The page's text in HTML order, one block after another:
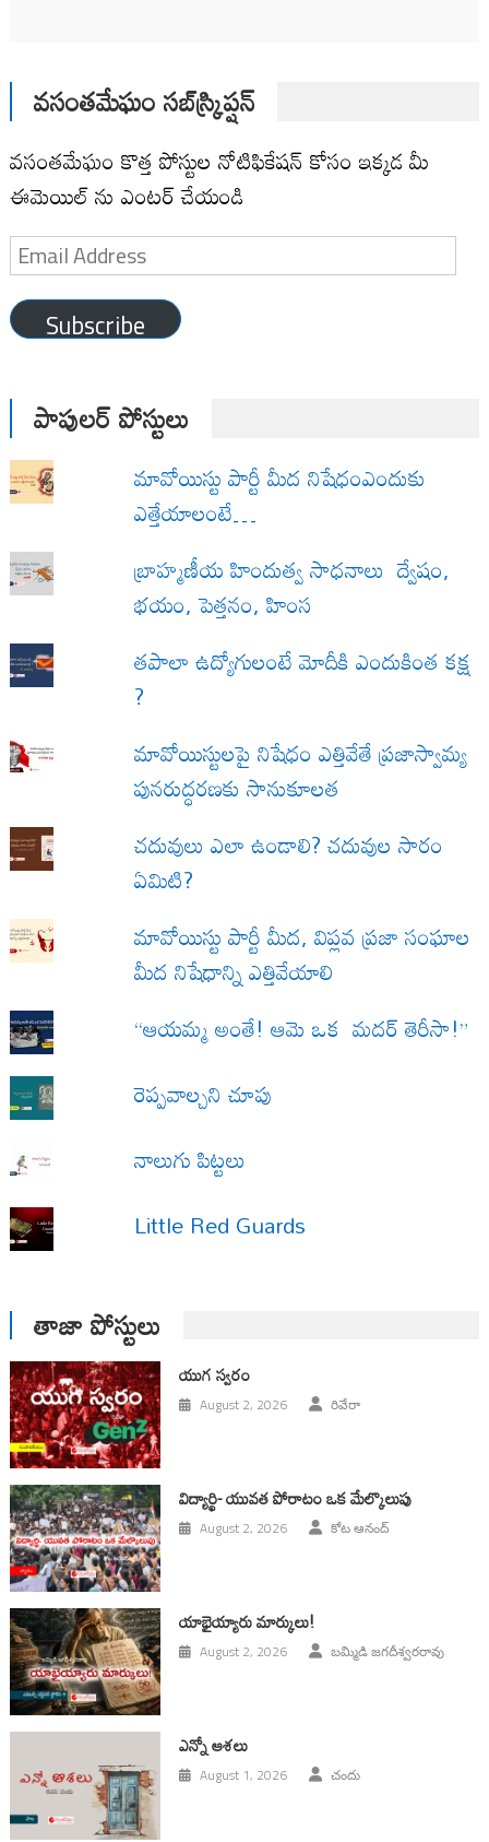
వసంతమేఘం సబ్‌స్క్రిప్షన్
వసంతమేఘం కొత్త పోస్టుల నోటిఫికేషన్ కోసం ఇక్కడ మీ
ఈమెయిల్ ను ఎంటర్ చేయండి
Email
Address
Subscribe
పాపులర్ పోస్టులు
మావోయిస్టు పార్టీ మీద నిషేధంఎందుకు
ఎత్తేయాలంటే…
బ్రాహ్మణీయ హిందుత్వ సాధనాలు ద్వేషం,
భయం, పెత్తనం, హింస
త‌పాలా ఉద్యోగులంటే మోదీకి ఎందుకింత కక్ష
?
మావోయిస్టులపై నిషేధం ఎత్తివేతే ప్రజాస్వామ్య
పునరుద్ధరణకు సానుకూలత
చదువులు ఎలా ఉండాలి? చదువుల సారం
ఏమిటి?
మావోయిస్టు పార్టీ మీద, విప్లవ ప్రజా సంఘాల
మీద నిషేధాన్ని ఎత్తివేయాలి
“ఆయమ్మ అంతే! ఆమె ఒక మదర్ తెరీసా!”
రెప్పవాల్చని చూపు
నాలుగు పిట్టలు
Little Red Guards
తాజా పోస్టులు
యుగ స్వ‌రం
August 2, 2026 రివేరా
విద్యార్థి- యువత పోరాటం ఒక మేల్కొలుపు
August 2, 2026 కోట ఆనంద్
యాభైయ్యారు మార్కులు!
August 2, 2026 బమ్మిడి జగదీశ్వరరావు
ఎన్నో ఆశలు
August 1, 2026 చందు